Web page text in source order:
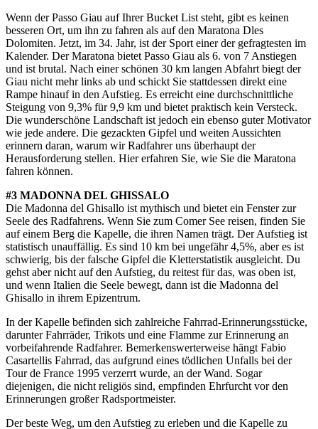
Wenn der Passo Giau auf Ihrer Bucket List steht, gibt es keinen
besseren Ort, um ihn zu fahren als auf den Maratona Dles
Dolomiten. Jetzt, im 34. Jahr, ist der Sport einer der gefragtesten im
Kalender. Der Maratona bietet Passo Giau als 6. von 7 Anstiegen
und ist brutal. Nach einer schönen 30 km langen Abfahrt biegt der
Giau nicht mehr links ab und schickt Sie stattdessen direkt eine
Rampe hinauf in den Aufstieg. Es erreicht eine durchschnittliche
Steigung von 9,3% für 9,9 km und bietet praktisch kein Versteck.
Die wunderschöne Landschaft ist jedoch ein ebenso guter Motivator
wie jede andere. Die gezackten Gipfel und weiten Aussichten
erinnern daran, warum wir Radfahrer uns überhaupt der
Herausforderung stellen. Hier erfahren Sie, wie Sie die Maratona
fahren können.
#3 MADONNA DEL GHISSALO
Die Madonna del Ghisallo ist mythisch und bietet ein Fenster zur
Seele des Radfahrens. Wenn Sie zum Comer See reisen, finden Sie
auf einem Berg die Kapelle, die ihren Namen trägt. Der Aufstieg ist
statistisch unauffällig. Es sind 10 km bei ungefähr 4,5%, aber es ist
schwierig, bis der falsche Gipfel die Kletterstatistik ausgleicht. Du
gehst aber nicht auf den Aufstieg, du reitest für das, was oben ist,
und wenn Italien die Seele bewegt, dann ist die Madonna del
Ghisallo in ihrem Epizentrum.
In der Kapelle befinden sich zahlreiche Fahrrad-Erinnerungsstücke,
darunter Fahrräder, Trikots und eine Flamme zur Erinnerung an
vorbeifahrende Radfahrer. Bemerkenswerterweise hängt Fabio
Casartellis Fahrrad, das aufgrund eines tödlichen Unfalls bei der
Tour de France 1995 verzerrt wurde, an der Wand. Sogar
diejenigen, die nicht religiös sind, empfinden Ehrfurcht vor den
Erinnerungen großer Radsportmeister.
Der beste Weg, um den Aufstieg zu erleben und die Kapelle zu